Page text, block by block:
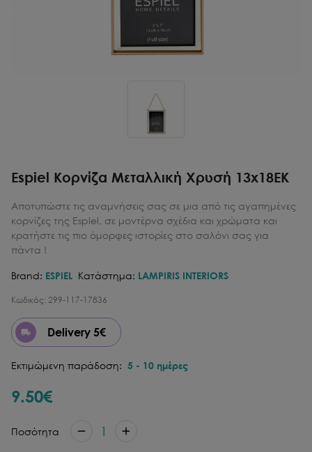
Espiel Κορνίζα Μεταλλική Χρυσή 13x18EK
Αποτυπώστε τις αναμνήσεις σας σε μια από τις αγαπημένες
κορνίζες της Espiel, σε μοντέρνα σχέδια και χρώματα και
κρατήστε τις πιο όμορφες ιστορίες στο σαλόνι σας για
πάντα !
Brand: ESPIEL Κατάστημα: LAMPIRIS INTERIORS
Κωδικός: 299-117-17836
Delivery 5€
Εκτιμώμενη παράδοση: 5 - 10 ημέρες
9.50€
Ποσότητα 1